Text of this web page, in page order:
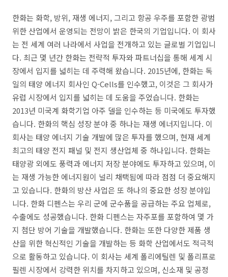
한화는 화학, 방위, 재생 에너지, 그리고 항공 우주를 포함한 광범
위한 산업에서 운영되는 전망이 밝은 한국의 기업입니다. 이 회사
는 전 세계 여러 나라에서 사업을 전개하고 있는 글로벌 기업입니
다. 최근 몇 년간 한화는 전략적 투자와 파트너십을 통해 세계 시
장에서 입지를 넓히는 데 주력해 왔습니다. 2015년에, 한화는 독
일의 태양 에너지 회사인 Q-Cells를 인수했고, 이것은 그 회사가
유럽 시장에서 입지를 넓히는 데 도움을 주었습니다. 한화는
2013년 미국계 화학기업 아주 델을 인수하는 등 미국에도 투자했
습니다. 한화의 핵심 성장 분야 중 하나는 재생 에너지입니다. 이
회사는 태양 에너지 기술 개발에 많은 투자를 했으며, 현재 세계
최고의 태양 전지 패널 및 전지 생산업체 중 하나입니다. 한화는
태양광 외에도 풍력과 에너지 저장 분야에도 투자하고 있으며, 이
는 재생 가능한 에너지원이 널리 채택됨에 따라 점점 더 중요해지
고 있습니다. 한화의 방산 사업은 또 하나의 중요한 성장 분야입
니다. 한화 디펜스는 우리 군에 군수품을 공급하는 주요 업체로,
수출에도 성공했습니다. 한화 디펜스는 자주포를 포함하여 몇 가
지 첨단 방어 기술을 개발했습니다. 한화는 또한 다양한 제품 생
산을 위한 혁신적인 기술을 개발하는 등 화학 산업에서도 적극적
으로 활동하고 있습니다. 이 회사는 세계 폴리에틸렌 및 폴리프로
필렌 시장에서 강력한 위치를 차지하고 있으며, 신소재 및 공정